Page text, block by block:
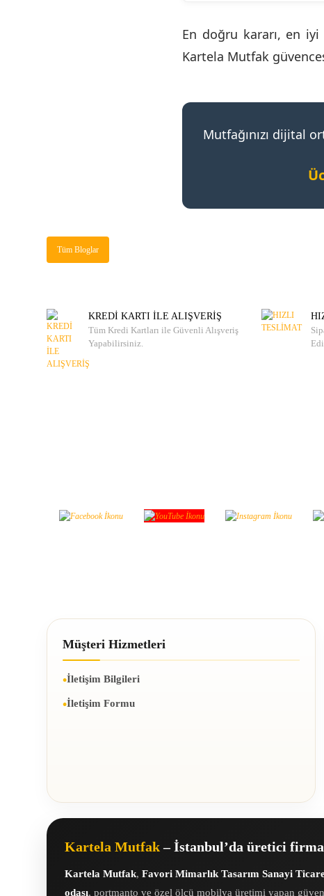
En doğru kararı, en
Kartela Mutfak
Mutfağınızı dijital
Tüm Bloglar
KREDİ KARTI İLE ALIŞVERİŞ
Tüm Kredi Kartları ile Güvenli Alışveriş
Yapabilirsiniz.
Müşteri Hizmetleri
İletişim Bilgileri
İletişim Formu
Kartela Mutfak– İstanbul’da üretici firma
Kartela Mutfak, Favori Mimarlık Tasarım Sanayi
odası, portmanto ve özel ölçü mobilya üretimi yapan